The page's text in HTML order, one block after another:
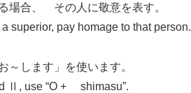
場合、 その人に敬意を表す。
superior, pay homage to that person.
します」を使います。
Ⅱ, use “O + shimasu”.